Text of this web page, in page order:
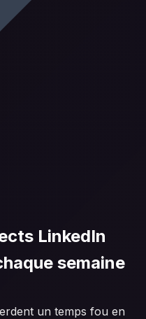
LinkedIn
semaine
un temps fou en